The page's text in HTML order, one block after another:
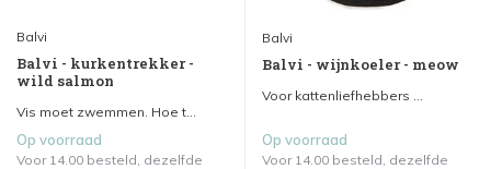
Balvi
Balvi - kurkentrekker -
wild salmon
Vis moet zwemmen. Hoe t...
Op voorraad
Voor 14.00 besteld, dezelfde
Balvi
Balvi - wijnkoeler - meow
Voor kattenliefhebbers ...
Op voorraad
Voor 14.00 besteld, dezelfde